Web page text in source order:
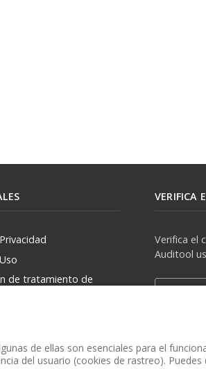
de tratamiento de
VERIFICA
Verifica el
Auditool
de ellas son esenciales para el
del usuario (cookies de rastreo).